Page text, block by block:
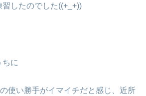
したのでした((+_+))
ちに
使い勝手がイマイチだと感じ、近所